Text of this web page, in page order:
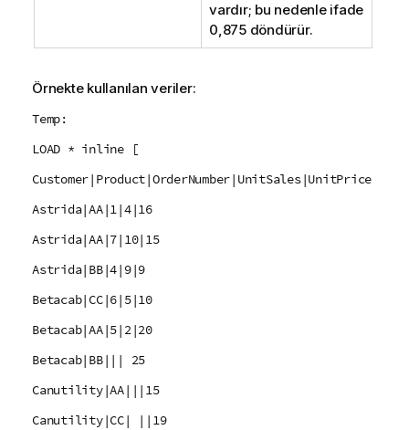
vardır; bu nedenle ifade
0,875 döndürür.
Örnekte kullanılan veriler:
Temp:
LOAD * inline [
Customer|Product|OrderNumber|UnitSales|UnitPrice
Astrida|AA|1|4|16
Astrida|AA|7|10|15
Astrida|BB|4|9|9
Betacab|CC|6|5|10
Betacab|AA|5|2|20
Betacab|BB||| 25
Canutility|AA|||15
Canutility|CC| ||19